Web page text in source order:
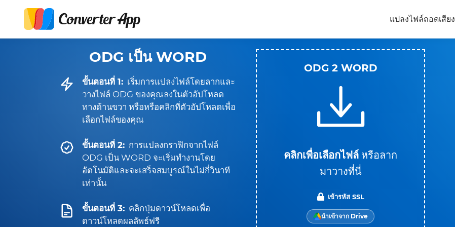
แปลงไฟล์ถอดเสียง
ODG เป็น WORD
ขั้นตอนที่ 1: เริ่มการแปลงไฟล์โดยลากและ
วางไฟล์ ODG ของคุณลงในตัวอัปโหลด
ทางด้านขวา หรือหรือคลิกที่ตัวอัปโหลดเพื่อ
เลือกไฟล์ของคุณ
ขั้นตอนที่ 2: การแปลงกราฟิกจากไฟล์
ODG เป็น WORD จะเริ่มทำงานโดย
อัตโนมัติและจะเสร็จสมบูรณ์ในไม่กี่วินาที
เท่านั้น
ขั้นตอนที่ 3: คลิกปุ่มดาวน์โหลดเพื่อ
ดาวน์โหลดผลลัพธ์ฟรี
ODG 2 WORD
คลิกเพื่อเลือกไฟล์ หรือลาก
มาวางที่นี่
เข้ารหัส SSL
นำเข้าจาก Drive